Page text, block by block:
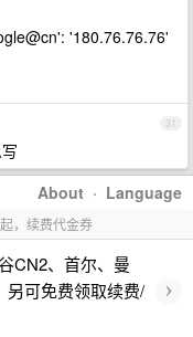
'180.76.76.76'
31
About · Language
，续费代金券
CN2、首尔、曼
另可免费领取续费/
›